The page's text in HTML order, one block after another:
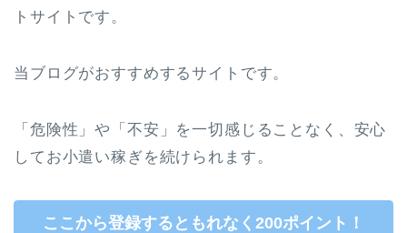
トサイトです。
当ブログがおすすめするサイトです。
「危険性」や「不安」を一切感じることなく、安心
してお小遣い稼ぎを続けられます。
ここから登録するともれなく200ポイント！